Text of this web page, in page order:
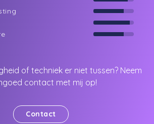
of techniek er niet tussen? Neem
contact met mij op!
Contact